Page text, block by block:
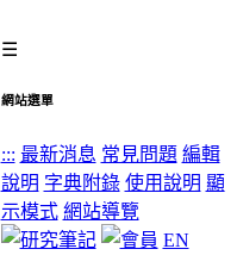
☰
網站選單
::: 最新消息 常見問題 編輯
說明 字典附錄 使用說明 顯
示模式 網站導覽
EN